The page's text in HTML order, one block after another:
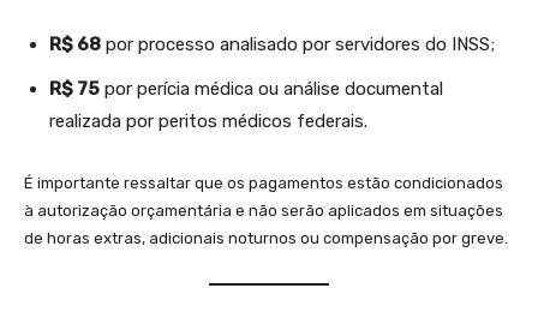
R$ 68 por processo analisado por servidores do INSS;
R$ 75 por perícia médica ou análise documental
realizada por peritos médicos federais.
É importante ressaltar que os pagamentos estão condicionados
à autorização orçamentária e não serão aplicados em situações
de horas extras, adicionais noturnos ou compensação por greve.